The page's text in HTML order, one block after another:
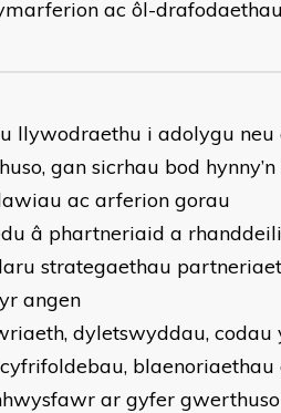
ac ôl-
llywodraethu i adolygu
gan sicrhau bod
ac arferion gorau
â phartneriaid a
strategaethau
angen
dyletswyddau, codau
ar gyfer